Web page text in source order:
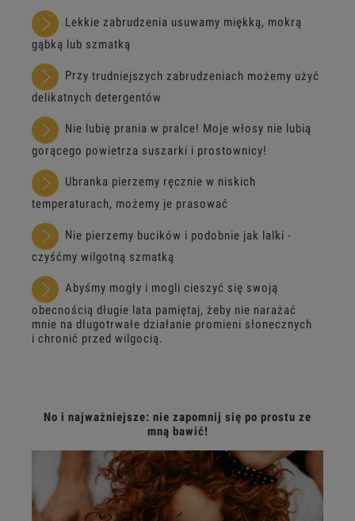
Lekkie zabrudzenia usuwamy miękką, mokrą
gąbką lub szmatką
Przy trudniejszych zabrudzeniach możemy użyć
delikatnych detergentów
Nie lubię prania w pralce! Moje włosy nie lubią
gorącego powietrza suszarki i prostownicy!
Ubranka pierzemy ręcznie w niskich
temperaturach, możemy je prasować
Nie pierzemy bucików i podobnie jak lalki -
czyśćmy wilgotną szmatką
Abyśmy mogły i mogli cieszyć się swoją
obecnością długie lata pamiętaj, żeby nie narażać
mnie na długotrwałe działanie promieni słonecznych
i chronić przed wilgocią.
No i najważniejsze: nie zapomnij się po prostu ze
mną bawić!